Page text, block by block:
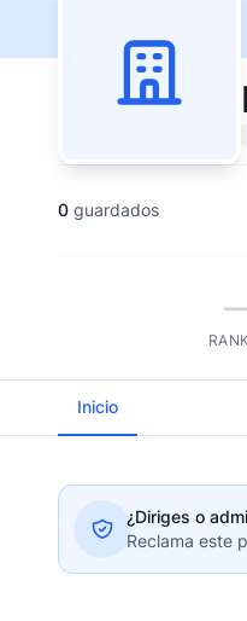
0 guardados
Inicio
¿Diriges o
Reclama este